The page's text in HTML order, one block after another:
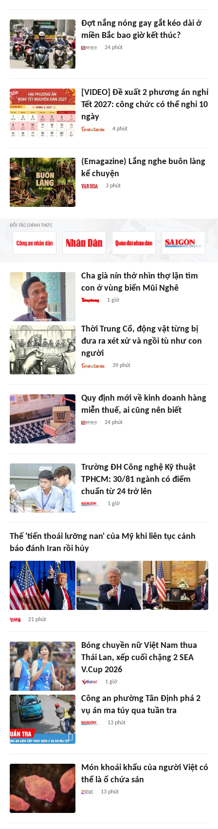
Đợt nắng nóng gay gắt kéo dài ở
miền Bắc bao giờ kết thúc?
24 phút
[VIDEO] Đề xuất 2 phương án nghỉ
Tết 2027: công chức có thể nghỉ 10
ngày
4 phút
(Emagazine) Lắng nghe buôn làng
kể chuyện
3 phút
ĐỐI TÁC CHÍNH THỨC
Cha già nín thở nhìn thợ lặn tìm
con ở vùng biển Mũi Nghê
1 giờ
Thời Trung Cổ, động vật từng bị
đưa ra xét xử và ngồi tù như con
người
39 phút
Quy định mới về kinh doanh hàng
miễn thuế, ai cũng nên biết
24 phút
Trường ĐH Công nghệ Kỹ thuật
TPHCM: 30/81 ngành có điểm
chuẩn từ 24 trở lên
1 giờ
Thế 'tiến thoái lưỡng nan' của Mỹ khi liên tục cảnh
báo đánh Iran rồi hủy
21 phút
Bóng chuyền nữ Việt Nam thua
Thái Lan, xếp cuối chặng 2 SEA
V.Cup 2026
1 giờ
Công an phường Tân Định phá 2
vụ án ma túy qua tuần tra
13 phút
Món khoái khẩu của người Việt có
thể là ổ chứa sán
13 phút